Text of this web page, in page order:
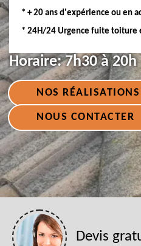
* + 20 ans d'expérience ou en
* 24H/24 Urgence fuite toiture
Horaire:7h30 à 20h
NOS RÉALISATIONS
NOUS CONTACTER
Devis